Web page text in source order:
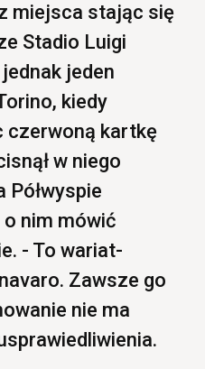
miejsca stając się
Stadio Luigi
jeden
kiedy
czerwoną kartkę
w niego
Półwyspie
nim mówić
- To wariat-
Zawsze go
nie ma